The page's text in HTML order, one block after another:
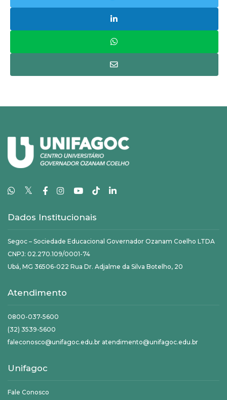
𝕏
Dados Institucionais
Segoc – Sociedade Educacional Governador Ozanam Coelho LTDA
CNPJ: 02.270.109/0001-74
Ubá, MG 36506-022 Rua Dr. Adjalme da Silva Botelho, 20
Atendimento
0800-037-5600
(32) 3539-5600
faleconosco@unifagoc.edu.br atendimento@unifagoc.edu.br
Unifagoc
Fale Conosco